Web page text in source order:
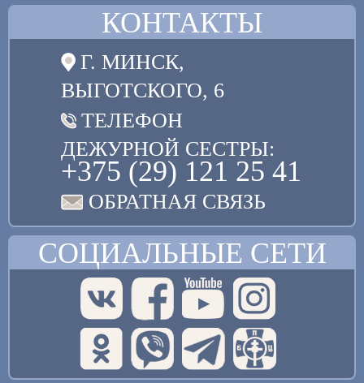
КОНТАКТЫ
Г. МИНСК,
ВЫГОТСКОГО, 6
ТЕЛЕФОН
ДЕЖУРНОЙ СЕСТРЫ:
+375 (29) 121 25 41
ОБРАТНАЯ СВЯЗЬ
СОЦИАЛЬНЫЕ СЕТИ